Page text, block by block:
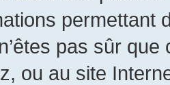
permettant
pas sûr
ou au site